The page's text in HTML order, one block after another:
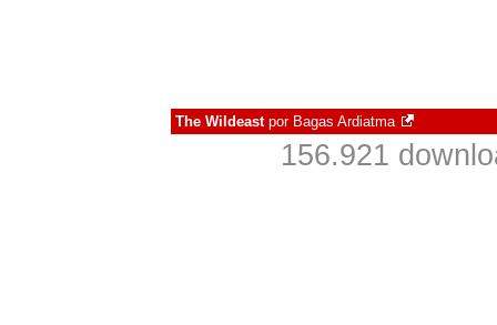
The Wildeastpor Bagas Ardiatma
156.921